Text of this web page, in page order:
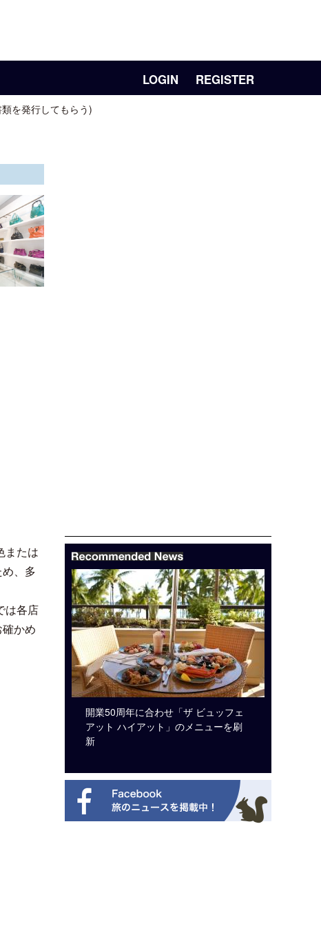
LOGIN REGISTER
を発行してもらう)
または
、多
は各店
かめ
開業50周年に合わせ「ザ ビュッフェ
アット ハイアット」のメニューを刷
新